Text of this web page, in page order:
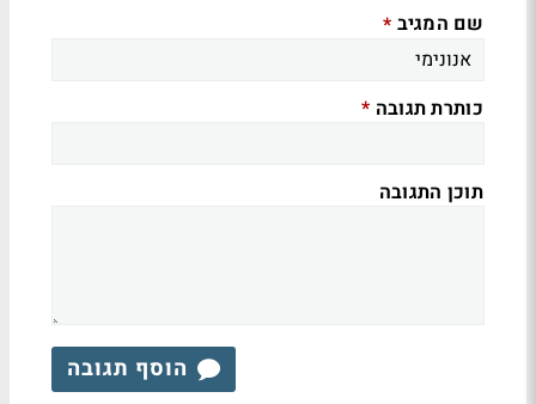
שם המגיב *
כותרת תגובה *
תוכן התגובה
הוסף תגובה